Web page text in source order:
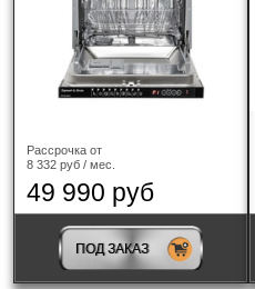
Рассрочка от
8 332 руб / мес.
49 990 руб
ПОД ЗАКАЗ